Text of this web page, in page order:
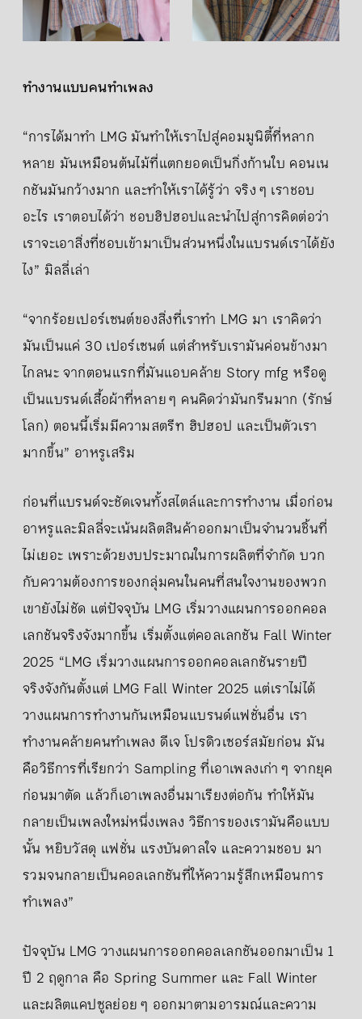
ทำงานแบบคนทำเพลง
“การได้มาทำ LMG มันทำให้เราไปสู่คอมมูนิตี้ที่หลาก
หลาย มันเหมือนต้นไม้ที่แตกยอดเป็นกิ่งก้านใบ คอนเน
กชันมันกว้างมาก และทำให้เราได้รู้ว่า จริง ๆ เราชอบ
อะไร เราตอบได้ว่า ชอบฮิปฮอปและนำไปสู่การคิดต่อว่า
เราจะเอาสิ่งที่ชอบเข้ามาเป็นส่วนหนึ่งในแบรนด์เราได้ยัง
ไง” มิลลี่เล่า
“จากร้อยเปอร์เซนต์ของสิ่งที่เราทำ LMG มา เราคิดว่า
มันเป็นแค่ 30 เปอร์เซนต์ แต่สำหรับเรามันค่อนข้างมา
ไกลนะ จากตอนแรกที่มันแอบคล้าย Story mfg หรือดู
เป็นแบรนด์เสื้อผ้าที่หลาย ๆ คนคิดว่ามันกรีนมาก (รักษ์
โลก) ตอนนี้เริ่มมีความสตรีท ฮิปฮอป และเป็นตัวเรา
มากขึ้น” อาหรูเสริม
ก่อนที่แบรนด์จะชัดเจนทั้งสไตล์และการทำงาน เมื่อก่อน
อาหรูและมิลลี่จะเน้นผลิตสินค้าออกมาเป็นจำนวนชิ้นที่
ไม่เยอะ เพราะด้วยงบประมาณในการผลิตที่จำกัด บวก
กับความต้องการของกลุ่มคนในคนที่สนใจงานของพวก
เขายังไม่ชัด แต่ปัจจุบัน LMG เริ่มวางแผนการออกคอล
เลกชันจริงจังมากขึ้น เริ่มตั้งแต่คอลเลกชัน Fall Winter
2025 “LMG เริ่มวางแผนการออกคอลเลกชันรายปี
จริงจังกันตั้งแต่ LMG Fall Winter 2025 แต่เราไม่ได้
วางแผนการทำงานกันเหมือนแบรนด์แฟชั่นอื่น เรา
ทำงานคล้ายคนทำเพลง ดีเจ โปรดิวเซอร์สมัยก่อน มัน
คือวิธีการที่เรียกว่า Sampling ที่เอาเพลงเก่า ๆ จากยุค
ก่อนมาตัด แล้วก็เอาเพลงอื่นมาเรียงต่อกัน ทำให้มัน
กลายเป็นเพลงใหม่หนึ่งเพลง วิธีการของเรามันคือแบบ
นั้น หยิบวัสดุ แฟชั่น แรงบันดาลใจ และความชอบ มา
รวมจนกลายเป็นคอลเลกชันที่ให้ความรู้สึกเหมือนการ
ทำเพลง”
ปัจจุบัน LMG วางแผนการออกคอลเลกชันออกมาเป็น 1
ปี 2 ฤดูกาล คือ Spring Summer และ Fall Winter
และผลิตแคปซูลย่อย ๆ ออกมาตามอารมณ์และความ